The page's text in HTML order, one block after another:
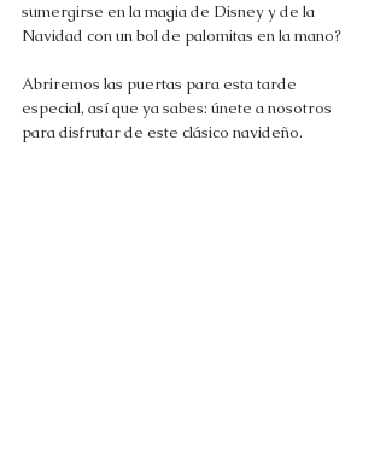
sumergirse en la magia de Disney y de la
Navidad con un bol de palomitas en la mano?
Abriremos las puertas para esta tarde
especial, así que ya sabes: únete a nosotros
para disfrutar de este clásico navideño.